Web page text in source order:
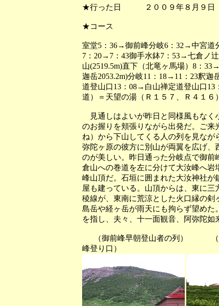
★行った日 ２００９年８月９
★コース
室堂5：36→御前峰分岐6：32→中宮道
7：20→7：43御手水鉢7：53→七倉ノ
山(2519.5m)直下（北竜ヶ馬場）8：
迦岳2053.2m)分岐11：18→11：23釈
道登山口13：08→白山禅定道登山口
道）＝天望の湯（Ｒ１５７、Ｒ４１６
見通しはよいが昨日と同様風もなく
のお握りを頬張りながら出発だ。ご
ね）から下山してくる人の列を見な
弥陀ヶ原の彼方に別山が両翼を広げ
のが美しい。昨日通った分岐点で御
倉山への巻道を左に分けて大汝峰へ
峰山頂だ。石垣に囲まれた大汝神社
屋も建っている。山頂からは、東に
稜線が、東南に荒涼とした火口縁の
島岳や経ヶ岳が雨天にも拘らず望め
を指し、夫々、十一面観音、阿弥陀
（御前峰早朝登山者の列） （
峰登り口）